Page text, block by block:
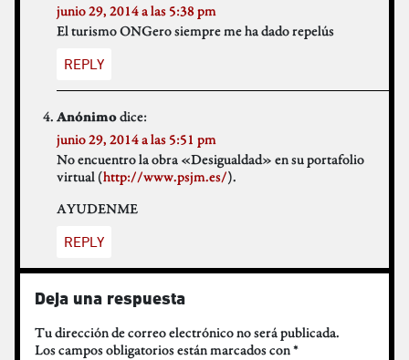
junio 29, 2014 a las 5:38 pm
El turismo ONGero siempre me ha dado repelús
REPLY
Anónimodice:
junio 29, 2014 a las 5:51 pm
No encuentro la obra «Desigualdad» en su portafolio
virtual (http://www.psjm.es/).
AYUDENME
REPLY
Deja una respuesta
Tu dirección de correo electrónico no será publicada.
Los campos obligatorios están marcados con*